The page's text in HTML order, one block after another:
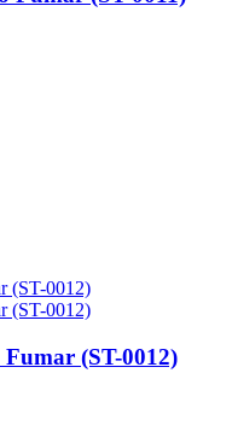
(ST-0012)